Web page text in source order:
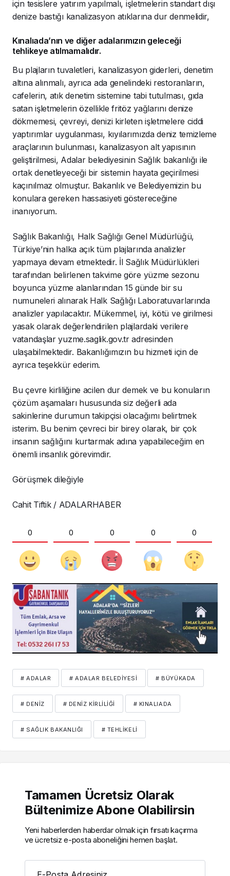
için tesislere yatırım yapılmalı, işletmelerin standart dışı
denize bastığı kanalizasyon atıklarına dur denmelidir,
Kınalıada’nın ve diğer adalarımızın geleceği
tehlikeye atılmamalıdır.
Bu plajların tuvaletleri, kanalizasyon giderleri, denetim
altına alınmalı, ayrıca ada genelindeki restoranların,
cafelerin, atık denetim sistemine tabi tutulması, gıda
satan işletmelerin özellikle fritöz yağlarını denize
dökmemesi, çevreyi, denizi kirleten işletmelere ciddi
yaptırımlar uygulanması, kıyılarımızda deniz temizleme
araçlarının bulunması, kanalizasyon alt yapısının
geliştirilmesi, Adalar belediyesinin Sağlık bakanlığı ile
ortak denetleyeceği bir sistemin hayata geçirilmesi
kaçınılmaz olmuştur. Bakanlık ve Belediyemizin bu
konulara gereken hassasiyeti göstereceğine
inanıyorum.
Sağlık Bakanlığı, Halk Sağlığı Genel Müdürlüğü,
Türkiye’nin halka açık tüm plajlarında analizler
yapmaya devam etmektedir. İl Sağlık Müdürlükleri
tarafından belirlenen takvime göre yüzme sezonu
boyunca yüzme alanlarından 15 günde bir su
numuneleri alınarak Halk Sağlığı Laboratuvarlarında
analizler yapılacaktır. Mükemmel, iyi, kötü ve girilmesi
yasak olarak değerlendirilen plajlardaki verilere
vatandaşlar yuzme.saglik.gov.tr adresinden
ulaşabilmektedir. Bakanlığımızın bu hizmeti için de
ayrıca teşekkür ederim.
Bu çevre kirliliğine acilen dur demek ve bu konuların
çözüm aşamaları hususunda siz değerli ada
sakinlerine durumun takipçisi olacağımı belirtmek
isterim. Bu benim çevreci bir birey olarak, bir çok
insanın sağlığını kurtarmak adına yapabileceğim en
önemli insanlık görevimdir.
Görüşmek dileğiyle
Cahit Tiftik / ADALARHABER
0 0 0 0 0
# ADALAR # ADALAR BELEDIYESI # BÜYÜKADA
# DENIZ # DENIZ KIRLILIĞI # KINALIADA
# SAĞLIK BAKANLIĞI # TEHLIKELI
Tamamen Ücretsiz Olarak
Bültenimize Abone Olabilirsin
Yeni haberlerden haberdar olmak için fırsatı kaçırma
ve ücretsiz e-posta aboneliğini hemen başlat.